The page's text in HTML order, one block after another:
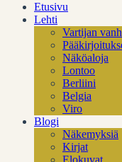
Etusivu
Lehti
Vartijan
Näköaloja
Lontoo
Berliini
Belgia
Viro
Blogi
Näkemyksiä
Kirjat
Elokuvat